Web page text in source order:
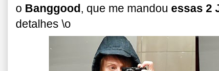
o Banggood , que me mandou essas 2
detalhes \o